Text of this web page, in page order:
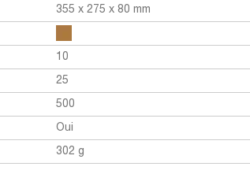
355 x 275 x 80 mm
10
25
500
Oui
302 g